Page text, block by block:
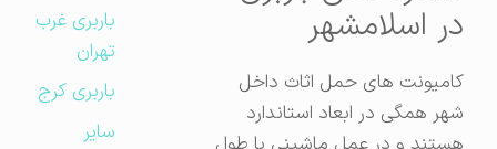
در اسلامشهر
کامیونت های حمل اثاث داخل
شهر همگی در ابعاد استاندارد
باربری غرب
تهران
باربری کرج